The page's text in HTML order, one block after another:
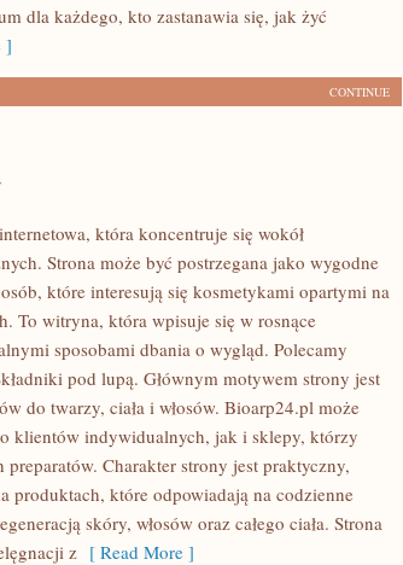
dla każdego, kto zastanawia się, jak żyć
]
CONTINUE
która koncentruje się wokół
Strona może być postrzegana jako wygodne
które interesują się kosmetykami opartymi na
To witryna, która wpisuje się w rosnące
sposobami dbania o wygląd. Polecamy
pod lupą. Głównym motywem strony jest
do twarzy, ciała i włosów. Bioarp24.pl może
klientów indywidualnych, jak i sklepy, którzy
Charakter strony jest praktyczny,
produktach, które odpowiadają na codzienne
skóry, włosów oraz całego ciała. Strona
z [ Read More ]